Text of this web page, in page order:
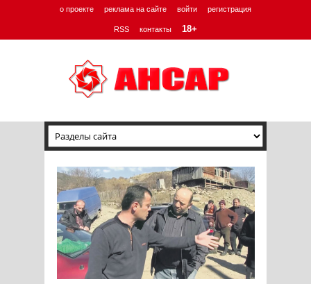
о проекте реклама на сайте войти регистрация
RSS контакты 18+